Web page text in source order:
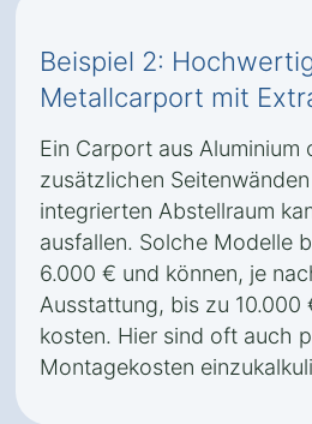
Beispiel 2:
Metallcarport mit
Ein Carport aus Aluminium
zusätzlichen
integrierten Abstellraum
ausfallen. Solche Modelle
6.000 € und können, je
Ausstattung, bis zu 10.000
kosten. Hier sind oft auch
Montagekosten